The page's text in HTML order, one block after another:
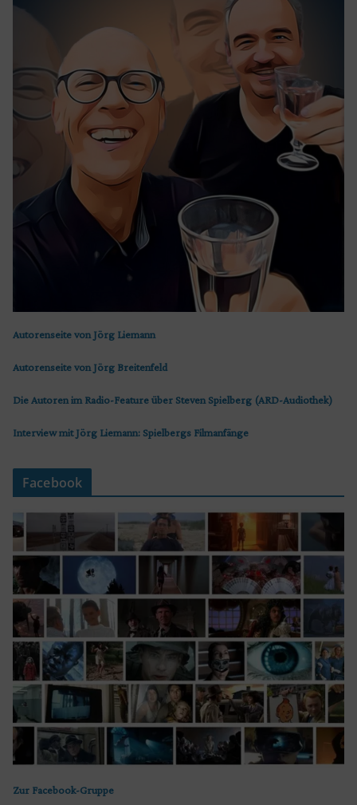
Autorenseite von Jörg Liemann
Autorenseite von Jörg Breitenfeld
Die Autoren im Radio-Feature über Steven Spielberg (ARD-Audiothek)
Interview mit Jörg Liemann: Spielbergs Filmanfänge
Facebook
Zur Facebook-Gruppe